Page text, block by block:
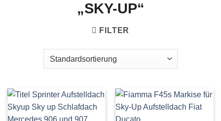
„SKY-UP“
FILTER